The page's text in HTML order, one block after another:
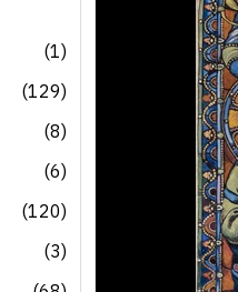
(1)
(129)
(8)
(6)
(120)
(3)